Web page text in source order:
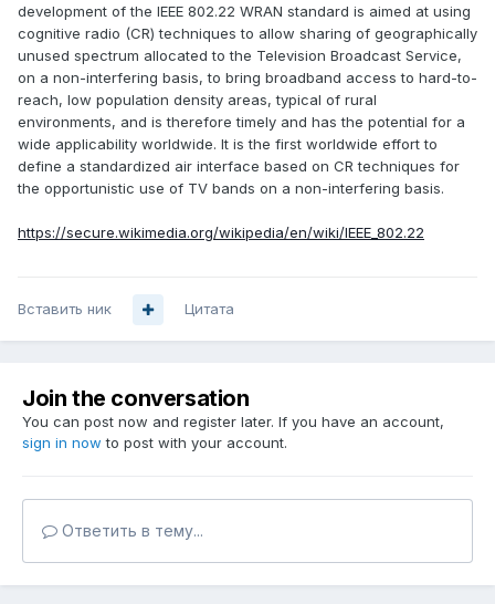
development of the IEEE 802.22 WRAN standard is aimed at using
cognitive radio (CR) techniques to allow sharing of geographically
unused spectrum allocated to the Television Broadcast Service,
on a non-interfering basis, to bring broadband access to hard-to-
reach, low population density areas, typical of rural
environments, and is therefore timely and has the potential for a
wide applicability worldwide. It is the first worldwide effort to
define a standardized air interface based on CR techniques for
the opportunistic use of TV bands on a non-interfering basis.
https://secure.wikimedia.org/wikipedia/en/wiki/IEEE_802.22
Вставить ник Цитата
Join the conversation
You can post now and register later. If you have an account,
sign in now to post with your account.
Ответить в тему...